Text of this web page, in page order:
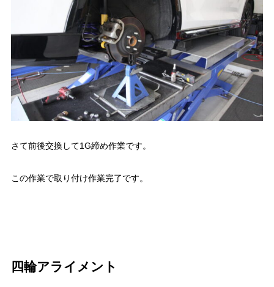
さて前後交換して1G締め作業です。
この作業で取り付け作業完了です。
四輪アライメント